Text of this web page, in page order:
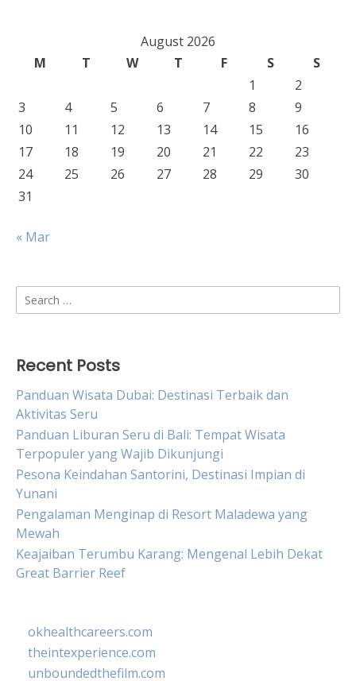
August 2026
M
T W T F S
S
1
2
3
4 5 6 7 8
9
10
11 12 13 14 15
16
17
18 19 20 21 22
23
24
25 26 27 28 29
30
31
« Mar
Search
for:
Recent Posts
Panduan Wisata Dubai: Destinasi Terbaik dan
Aktivitas Seru
Panduan Liburan Seru di Bali: Tempat Wisata
Terpopuler yang Wajib Dikunjungi
Pesona Keindahan Santorini, Destinasi Impian di
Yunani
Pengalaman Menginap di Resort Maladewa yang
Mewah
Keajaiban Terumbu Karang: Mengenal Lebih Dekat
Great Barrier Reef
okhealthcareers.com
theintexperience.com
unboundedthefilm.com